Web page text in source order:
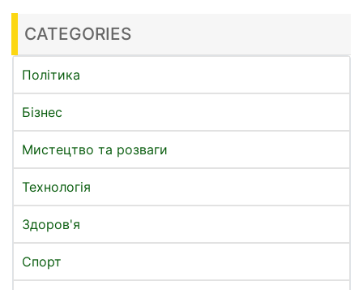
CATEGORIES
Політика
Бізнес
Мистецтво та розваги
Технологія
Здоров'я
Спорт